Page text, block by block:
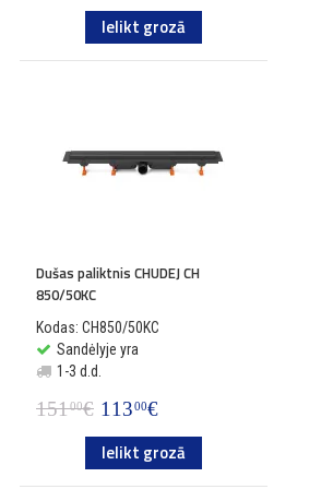
Ielikt grozā
Dušas paliktnis CHUDEJ CH
850/50KC
Kodas: CH850/50KC
Sandėlyje yra
1-3 d.d.
15100€ 11300€
Ielikt grozā